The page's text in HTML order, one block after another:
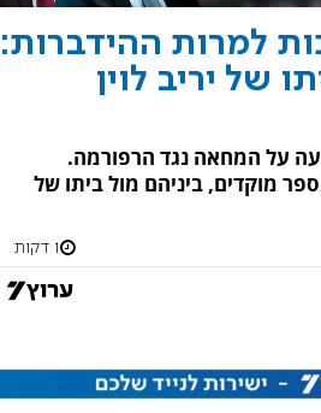
למרות ההידברות:
של יריב לוין
על המחאה נגד הרפורמה.
מוקדים, ביניהם מול ביתו של
1 דקות